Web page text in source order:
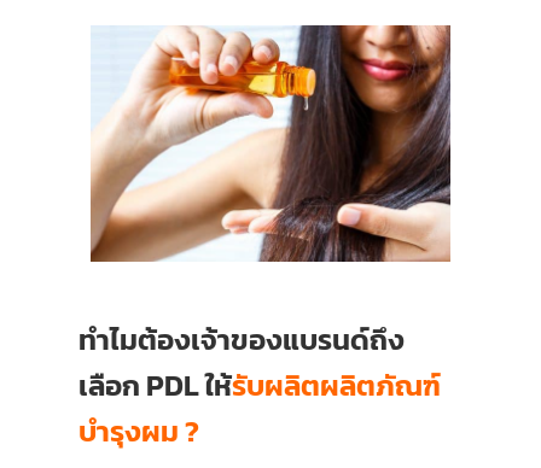
ทำไมต้องเจ้าของแบรนด์ถึง
เลือก PDL ให้รับผลิตผลิตภัณฑ์
บำรุงผม?